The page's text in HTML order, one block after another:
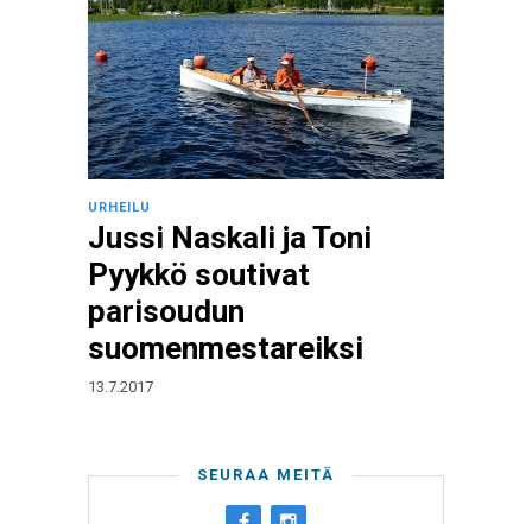
URHEILU
Jussi Naskali ja Toni
Pyykkö soutivat
parisoudun
suomenmestareiksi
13.7.2017
SEURAA MEITÄ